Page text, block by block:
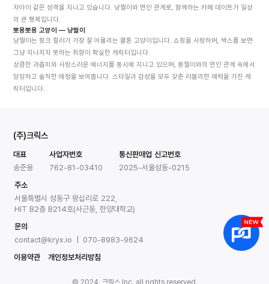
자아이 같은 성격을 지니고 있습니다. 냥찔이와 연인 관계로, 함께하는 카페 데이트가 일상
의 큰 행복입니다.
뽀용뽀용 고양이 — 냥찔이
냥찔이는 핑크 컬러가 가장 잘 어울리는 쿨톤 고양이입니다. 쇼핑을 사랑하며, 박스를 보면
그냥 지나치지 못하는 취향이 확실한 캐릭터입니다.
상큼한 과즙미와 사랑스러운 에너지를 동시에 지니고 있으며, 몽찔이와의 연인 관계 속에서
당당하고 솔직한 애정을 보여줍니다. 스타일과 감성을 모두 갖춘 러블리한 매력을 가진 캐
릭터입니다.
(주)크릭스
대표
송준용
사업자번호
762-81-03410
통신판매업 신고번호
2025-서울성동-0215
주소
서울특별시 성동구 왕십리로 222,
HIT B2층 B214호(사근동, 한양대학교)
문의
contact@kryx.io | 070-8983-9624
이용약관
개인정보처리방침
© 2024. 크릭스 Inc. all rights reserved.